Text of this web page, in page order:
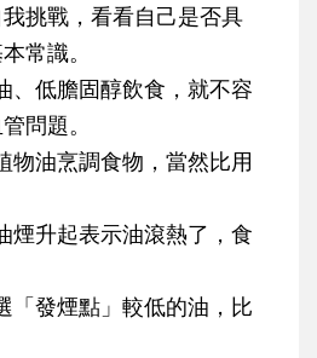
挑戰，看看自己是否具
常識。
、低膽固醇飲食，就不容
問題。
物油烹調食物，當然比用
煙升起表示油滾熱了，食
「發煙點」較低的油，比